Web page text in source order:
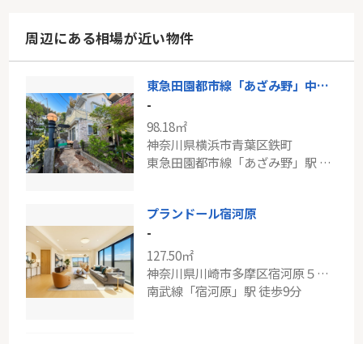
周辺にある相場が近い物件
東急田園都市線「あざみ野」中古戸建
-
98.18㎡
神奈川県横浜市青葉区鉄町
東急田園都市線「あざみ野」駅 バス12分 「前田公園」 停歩5分
プランドール宿河原
-
127.50㎡
神奈川県川崎市多摩区宿河原５丁目
南武線「宿河原」駅 徒歩9分